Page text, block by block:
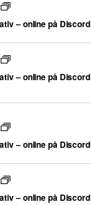
– online på Discord
– online på Discord
– online på Discord
– online på Discord